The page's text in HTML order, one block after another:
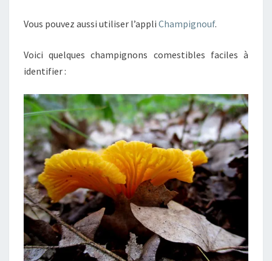
Vous pouvez aussi utiliser l’appli Champignouf.
Voici quelques champignons comestibles faciles à
identifier :